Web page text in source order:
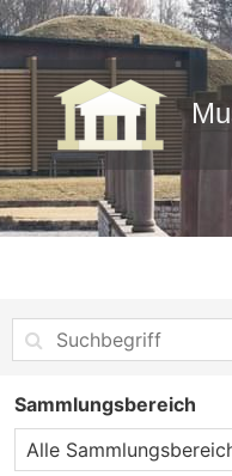
Sammlungsbereich